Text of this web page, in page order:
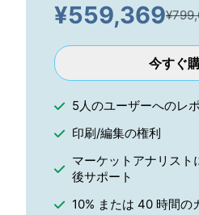
¥559,369
今すぐ
5人のユーザーへのレ
印刷/編集の権利
マーケットアナリスト
後サポート
10% または 40 時間の